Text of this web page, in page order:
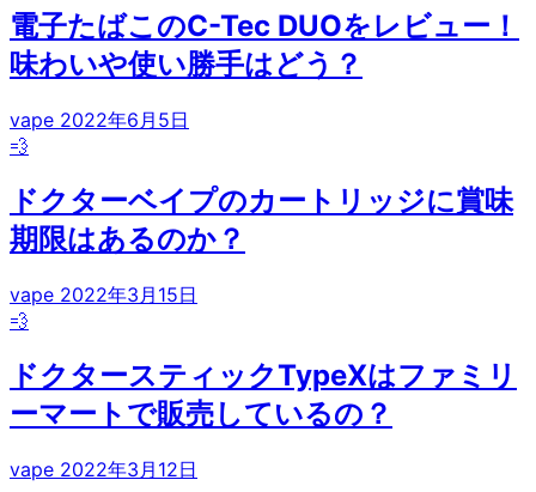
電子たばこのC-Tec DUOをレビュー！
味わいや使い勝手はどう？
vape 2022年6月5日
💨
ドクターベイプのカートリッジに賞味
期限はあるのか？
vape 2022年3月15日
💨
ドクタースティックTypeXはファミリ
ーマートで販売しているの？
vape 2022年3月12日